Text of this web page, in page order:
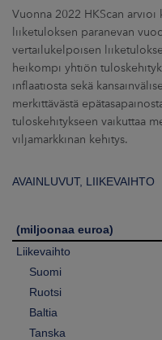
Vuonna 2022 HKScan
liiketuloksen paranevan
vertailukelpoisen
heikompi yhtiön
inflaatiosta sekä
merkittävästä
tuloskehitykseen vaikuttaa
viljamarkkinan kehitys.
AVAINLUVUT, LIIKEVAIHTO
(miljoonaa euroa)
Liikevaihto
Suomi
Ruotsi
Baltia
Tanska